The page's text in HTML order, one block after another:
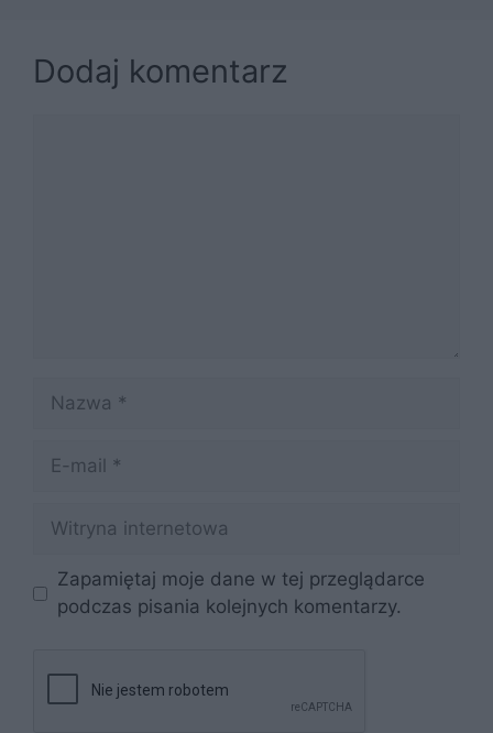
Dodaj komentarz
internetowa
Zapamiętaj moje dane w tej przeglądarce
podczas pisania kolejnych komentarzy.